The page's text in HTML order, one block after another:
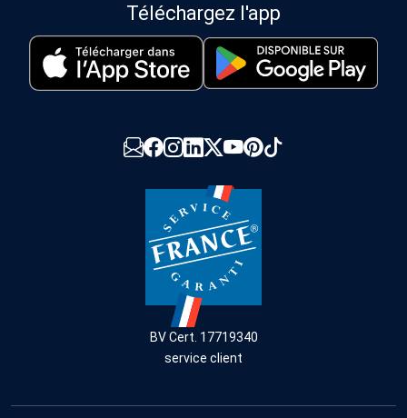
Téléchargez l'app
BV Cert. 17719340
service client